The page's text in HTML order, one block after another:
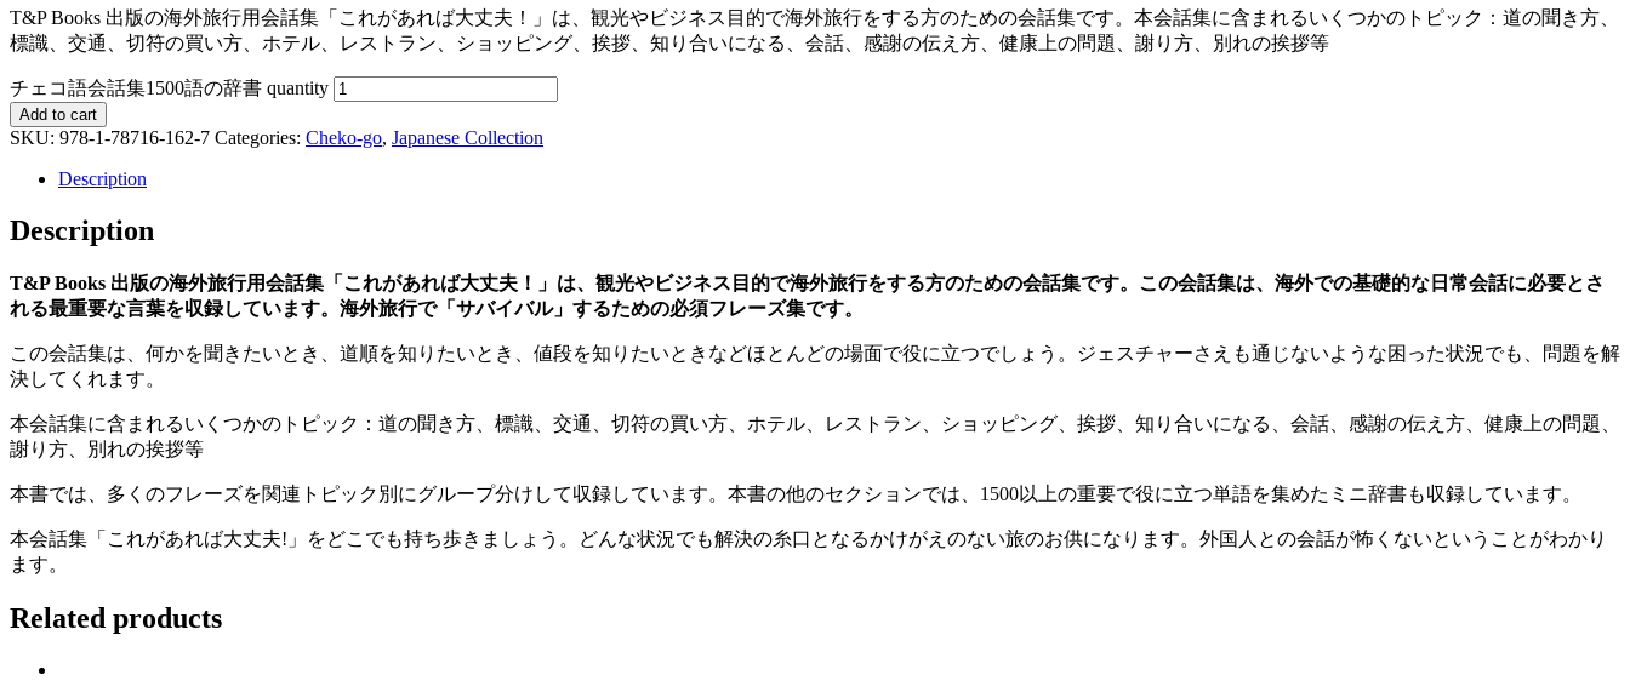
T&P Books 出版の海外旅行用会話集「これがあれば大丈夫！」は、観光やビジネス目的で海外旅行をする方のための会話集です。本会話集に含まれるいくつかのトピック：道の聞き方、
標識、交通、切符の買い方、ホテル、レストラン、ショッピング、挨拶、知り合いになる、会話、感謝の伝え方、健康上の問題、謝り方、別れの挨拶等
チェコ語会話集1500語の辞書 quantity
Add to cart
SKU: 978-1-78716-162-7 Categories: Cheko-go, Japanese Collection
Description
Description
T&P Books 出版の海外旅行用会話集「これがあれば大丈夫！」は、観光やビジネス目的で海外旅行をする方のための会話集です。この会話集は、海外での基礎的な日常会話に必要とさ
れる最重要な言葉を収録しています。海外旅行で「サバイバル」するための必須フレーズ集です。
この会話集は、何かを聞きたいとき、道順を知りたいとき、値段を知りたいときなどほとんどの場面で役に立つでしょう。ジェスチャーさえも通じないような困った状況でも、問題を解
決してくれます。
本会話集に含まれるいくつかのトピック：道の聞き方、標識、交通、切符の買い方、ホテル、レストラン、ショッピング、挨拶、知り合いになる、会話、感謝の伝え方、健康上の問題、
謝り方、別れの挨拶等
本書では、多くのフレーズを関連トピック別にグループ分けして収録しています。本書の他のセクションでは、1500以上の重要で役に立つ単語を集めたミニ辞書も収録しています。
本会話集「これがあれば大丈夫!」をどこでも持ち歩きましょう。どんな状況でも解決の糸口となるかけがえのない旅のお供になります。外国人との会話が怖くないということがわかり
ます。
Related products